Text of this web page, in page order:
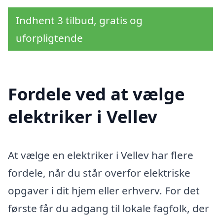
Indhent 3 tilbud, gratis og
uforpligtende
Fordele ved at vælge
elektriker i Vellev
At vælge en elektriker i Vellev har flere
fordele, når du står overfor elektriske
opgaver i dit hjem eller erhverv. For det
første får du adgang til lokale fagfolk, der